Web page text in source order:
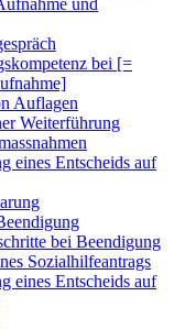
bei [=
Auflagen
Weiterführung
eines Entscheids auf
bei Beendigung
Sozialhilfeantrags
eines Entscheids auf